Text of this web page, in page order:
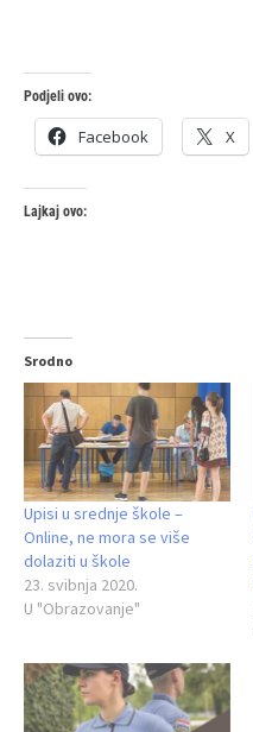
Podjeli ovo:
Facebook X
Lajkaj ovo:
Srodno
Upisi u srednje škole –
Online, ne mora se više
dolaziti u škole
23. svibnja 2020.
U "Obrazovanje"